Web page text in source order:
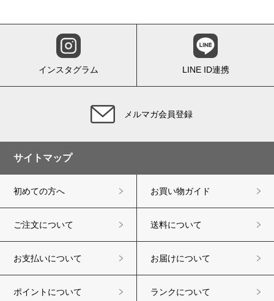
インスタグラム LINE ID連携
メルマガ会員登録
サイトマップ
初めての方へ お買い物ガイド
ご注文について 送料について
お支払いについて お届けについて
ポイントについて ランクについて